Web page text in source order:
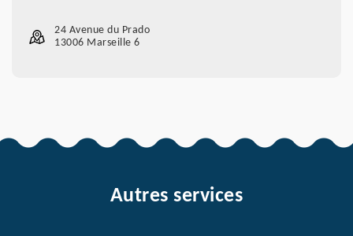
24 Avenue du Prado
13006 Marseille 6
Autres services